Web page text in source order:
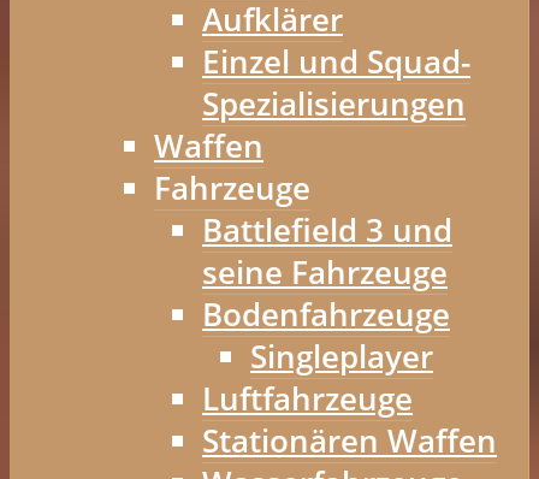
Aufklärer
Einzel und Squad-
Spezialisierungen
Waffen
Fahrzeuge
Battlefield 3 und
seine Fahrzeuge
Bodenfahrzeuge
Singleplayer
Luftfahrzeuge
Stationären Waffen